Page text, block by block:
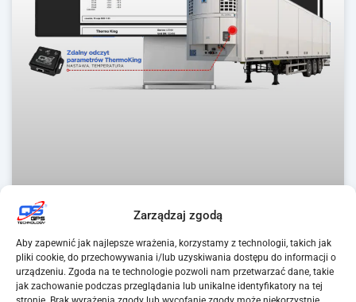
Zarządzaj zgodą
Aby zapewnić jak najlepsze wrażenia, korzystamy z technologii, takich jak
pliki cookie, do przechowywania i/lub uzyskiwania dostępu do informacji o
urządzeniu. Zgoda na te technologie pozwoli nam przetwarzać dane, takie
jak zachowanie podczas przeglądania lub unikalne identyfikatory na tej
Zdalny odczyt parametrów ThermoKing